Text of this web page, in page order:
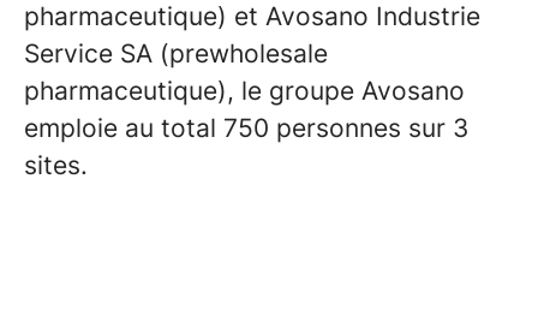
pharmaceutique) et Avosano Industrie
Service SA (prewholesale
pharmaceutique), le groupe Avosano
emploie au total 750 personnes sur 3
sites.